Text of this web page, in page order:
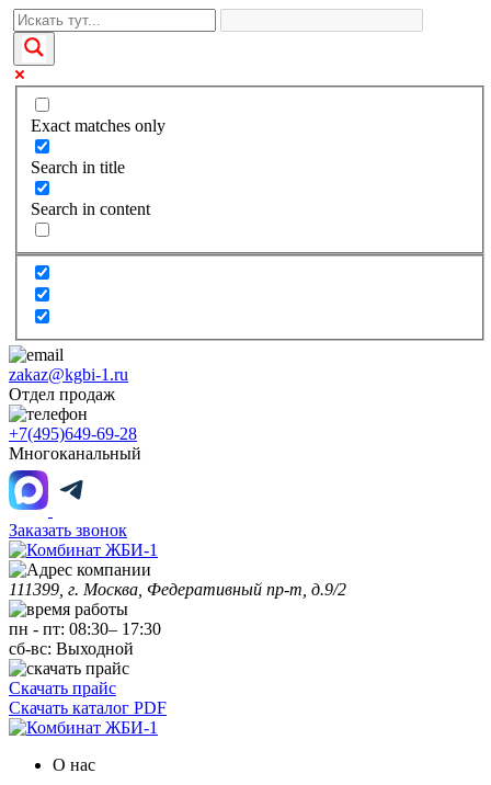
Exact matches only
Search in title
Search in content
zakaz@kgbi-1.ru
Отдел продаж
+7(495)649-69-28
Многоканальный
Заказать звонок
111399, г. Москва, Федеративный пр-т, д.9/2
пн - пт: 08:30– 17:30
сб-вс: Выходной
Скачать прайс
Скачать каталог PDF
О нас